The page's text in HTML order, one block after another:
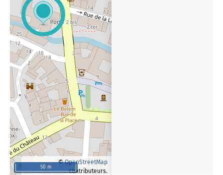
©OpenStreetMap
contributeurs.
50 m